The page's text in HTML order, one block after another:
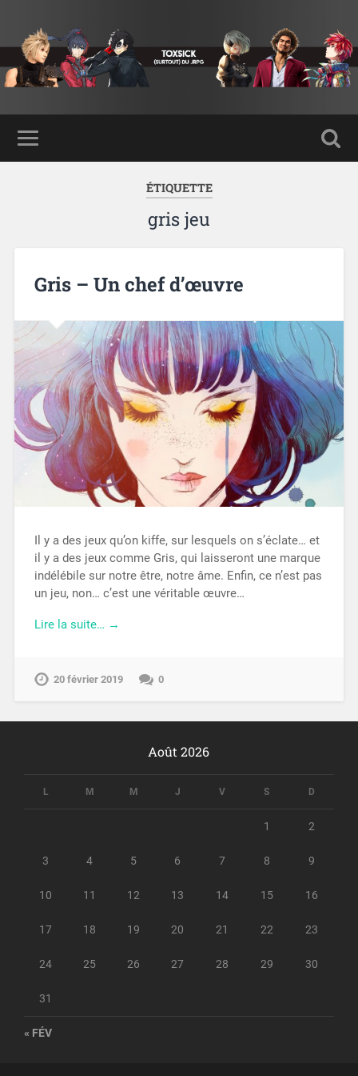
ÉTIQUETTE
gris jeu
Gris – Un chef d’œuvre
Il y a des jeux qu’on kiffe, sur lesquels on s’éclate… et
il y a des jeux comme Gris, qui laisseront une marque
indélébile sur notre être, notre âme. Enfin, ce n’est pas
un jeu, non… c’est une véritable œuvre…
Lire la suite… →
20 février 2019 0
Août 2026
L M M J V S D
1 2
3 4 5 6 7 8 9
10 11 12 13 14 15 16
17 18 19 20 21 22 23
24 25 26 27 28 29 30
31
« FÉV